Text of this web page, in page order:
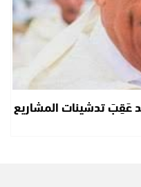
عَقِبَ تدشينات المشاريع